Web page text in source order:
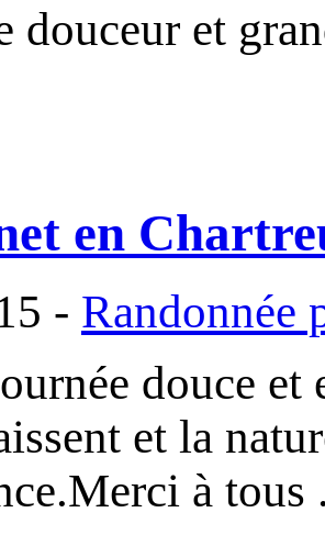
douceur et
en
- Randonnée
douce et
et la
à